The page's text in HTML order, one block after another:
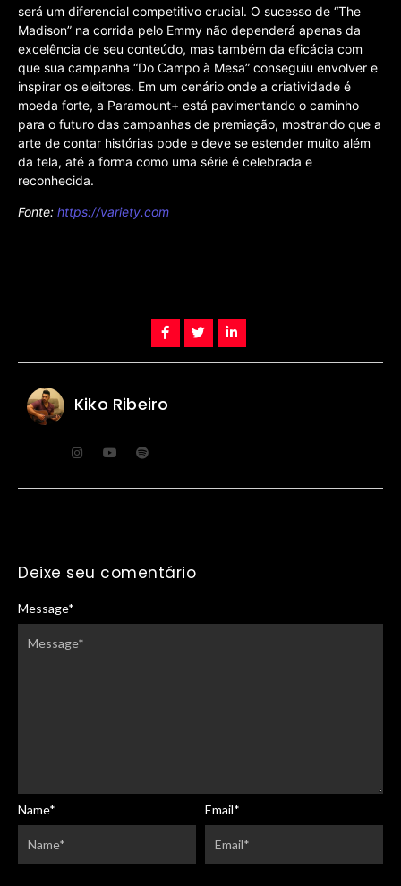
será um diferencial competitivo crucial. O sucesso de “The
Madison” na corrida pelo Emmy não dependerá apenas da
excelência de seu conteúdo, mas também da eficácia com
que sua campanha “Do Campo à Mesa” conseguiu envolver e
inspirar os eleitores. Em um cenário onde a criatividade é
moeda forte, a Paramount+ está pavimentando o caminho
para o futuro das campanhas de premiação, mostrando que a
arte de contar histórias pode e deve se estender muito além
da tela, até a forma como uma série é celebrada e
reconhecida.
Fonte: https://variety.com
Kiko Ribeiro
Deixe seu comentário
Message*
Name* Email*